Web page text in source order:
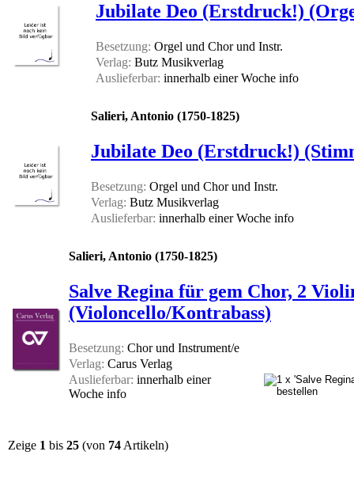
Jubilate Deo (Erstdruck!)
Besetzung: Orgel und Chor und Instr.
Verlag: Butz Musikverlag
Auslieferbar: innerhalb einer Woche info
Salieri, Antonio (1750-1825)
Jubilate Deo (Erstdruck!)
Besetzung: Orgel und Chor und Instr.
Verlag: Butz Musikverlag
Auslieferbar: innerhalb einer Woche info
Salieri, Antonio (1750-1825)
Salve Regina für gem Chor, 2
(Violoncello/Kontrabass)
Besetzung: Chor und Instrument/e
Verlag: Carus Verlag
Auslieferbar: innerhalb einer
Woche info
Zeige 1 bis 25 (von 74Artikeln)